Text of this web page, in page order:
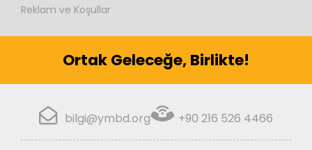
Reklam ve Koşullar
Ortak Geleceğe, Birlikte!
bilgi@ymbd.org +90 216 526 4466